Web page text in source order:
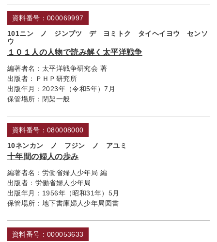
資料番号：000069997
101ニン ノ ジンブツ デ ヨミトク タイヘイヨウ センソ
ウ
１０１人の人物で読み解く太平洋戦争
編著者名： 太平洋戦争研究会 著
出版者：
ＰＨＰ研究所
出版年月： 2023年（令和5年）7月
保管場所： 閉架一般
資料番号：080008000
10ネンカン ノ フジン ノ アユミ
十年間の婦人の歩み
編著者名： 労働省婦人少年局 編
出版者： 労働省婦人少年局
出版年月： 1956年（昭和31年）5月
保管場所： 地下書庫婦人少年局図書
資料番号：000053633